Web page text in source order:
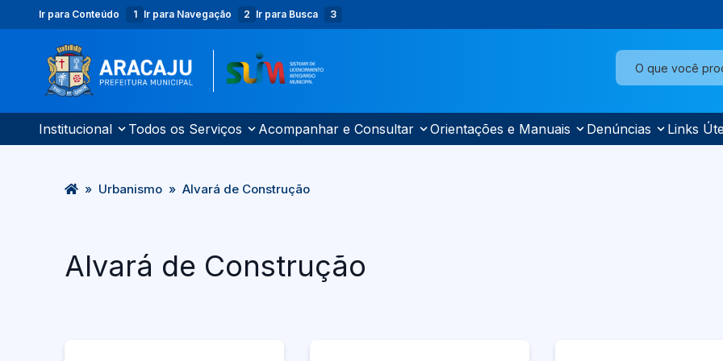
Ir para Conteúdo Ir para Navegação Ir para Busca
Institucional Todos os Serviços Acompanhar e Consultar Orientações e Manuais Denúncias Links
» Urbanismo » Alvará de Construção
Alvará de Construção